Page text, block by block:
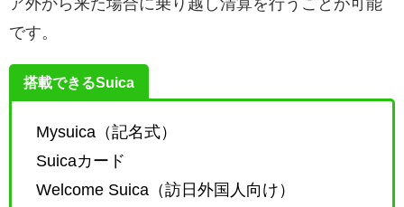
です。
搭載できるSuica
Mysuica（記名式）
Suicaカード
Welcome Suica（訪日外国人向け）